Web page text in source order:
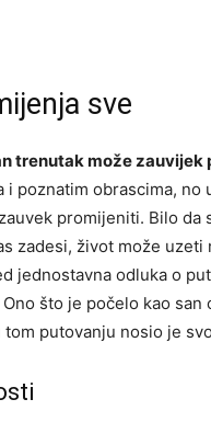
sve
trenutak može
i poznatim obrascima,
promijeniti. Bilo da
zadesi, život može uzeti
jednostavna odluka o
što je počelo kao
putovanju nosio je